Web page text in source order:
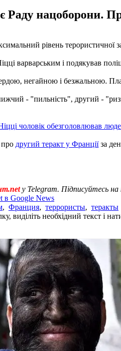
нацоборони.
рівень терористичної
варварським і подякував
негайною і безжальною.
- "пильність", другий -
чоловік обезголовлював
другий теракт у Франціїза
у Telegram. Підписуйтесь
в Google News
, Франция, террористы, теракты
виділіть необхідний текст і